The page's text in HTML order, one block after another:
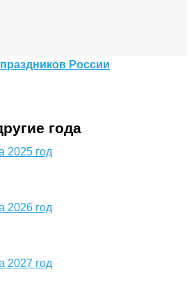
России
года
2025 год
2026 год
2027 год